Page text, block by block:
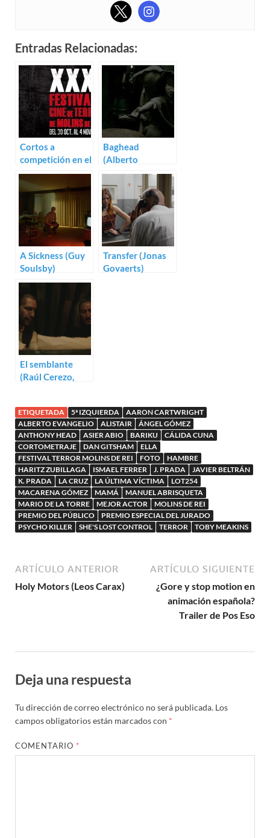
Entradas Relacionadas:
Cortos a
competición en el
Festival de Terror
de Molins de Rei
Baghead
(Alberto
Corredor)
A Sickness (Guy
Soulsby)
Transfer (Jonas
Govaerts)
El semblante
(Raúl Cerezo,
ETIQUETADA 5ª IZQUIERDA
AARON CARTWRIGHT
ALBERTO EVANGELIO
ALISTAIR
ÁNGEL GÓMEZ
ANTHONY HEAD
ASIER ABIO BARIKU
CÁLIDA CUNA
CORTOMETRAJE
DAN GITSHAM
ELLA
FESTIVAL TERROR MOLINS DE REI
FOTO
HAMBRE
HARITZ ZUBILLAGA
ISMAEL FERRER J. PRADA
JAVIER BELTRÁN
K. PRADA
LA CRUZ LA ÚLTIMA VÍCTIMA
LOT254
MACARENA GÓMEZ
MAMÁ
MANUEL ABRISQUETA
MARIO DE LA TORRE
MEJOR ACTOR
MOLINS DE REI
PREMIO DEL PÚBLICO
PREMIO ESPECIAL DEL JURADO
PSYCHO KILLER
SHE'S LOST CONTROL TERROR TOBY MEAKINS
ARTÍCULO ANTERIOR
Holy Motors (Leos Carax)
ARTÍCULO SIGUIENTE
¿Gore y stop motion en
animación española?
Trailer de Pos Eso
Deja una respuesta
Tu dirección de correo electrónico no será publicada. Los
campos obligatorios están marcados con *
COMENTARIO *